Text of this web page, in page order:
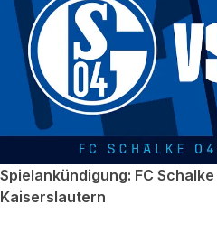
Spielankündigung: FC Schalke
Kaiserslautern